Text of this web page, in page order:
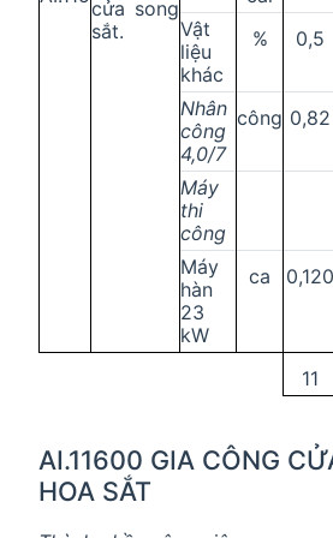
cửa song
sắt.
Vật
liệu
khác
% 0,5
Nhân
công
4,0/7
công 0,82
Máy
thi
công
Máy
hàn
23
kW
ca 0,120
11
AI.11600 GIA CÔNG
HOA SẮT